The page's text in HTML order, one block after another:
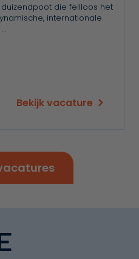
die feilloos het
internationale
Bekijk vacature